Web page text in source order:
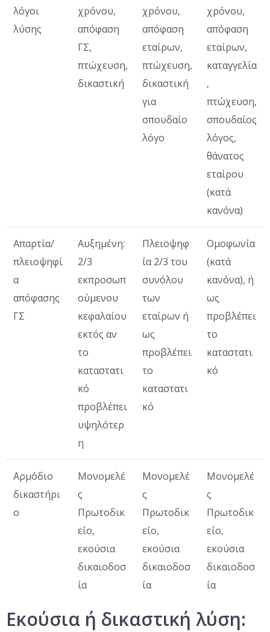
λόγοι
λύσης
χρόνου,
απόφαση
ΓΣ,
πτώχευση,
δικαστική
χρόνου,
απόφαση
εταίρων,
πτώχευση,
δικαστική
για
σπουδαίο
λόγο
χρόνου,
απόφαση
εταίρων,
καταγγελία
,
πτώχευση,
σπουδαίος
λόγος,
θάνατος
εταίρου
(κατά
κανόνα)
Απαρτία/
πλειοψηφί
α
απόφασης
ΓΣ
Αυξημένη:
2/3
εκπροσωπ
ούμενου
κεφαλαίου
εκτός αν
το
καταστατι
κό
προβλέπει
υψηλότερ
η
Πλειοψηφ
ία 2/3 του
συνόλου
των
εταίρων ή
ως
προβλέπει
το
καταστατι
κό
Ομοφωνία
(κατά
κανόνα), ή
ως
προβλέπει
το
καταστατι
κό
Αρμόδιο
δικαστήρι
ο
Μονομελέ
ς
Πρωτοδικ
είο,
εκούσια
δικαιοδοσ
ία
Μονομελέ
ς
Πρωτοδικ
είο,
εκούσια
δικαιοδοσ
ία
Μονομελέ
ς
Πρωτοδικ
είο,
εκούσια
δικαιοδοσ
ία
Εκούσια ή δικαστική λύση: